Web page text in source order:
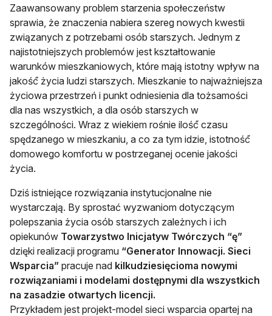
Zaawansowany problem starzenia społeczeństw
sprawia, że znaczenia nabiera szereg nowych kwestii
związanych z potrzebami osób starszych. Jednym z
najistotniejszych problemów jest kształtowanie
warunków mieszkaniowych, które mają istotny wpływ na
jakość́ życia ludzi starszych. Mieszkanie to najważniejsza
życiowa przestrzeń i punkt odniesienia dla tożsamości
dla nas wszystkich, a dla osób starszych w
szczególności. Wraz z wiekiem rośnie ilość́ czasu
spędzanego w mieszkaniu, a co za tym idzie, istotność́
domowego komfortu w postrzeganej ocenie jakości
życia.
Dziś istniejące rozwiązania instytucjonalne nie
wystarczają. By sprostać wyzwaniom dotyczącym
polepszania życia osób starszych zależnych i ich
opiekunów Towarzystwo Inicjatyw Twórczych “ę”
dzięki realizacji programu “Generator Innowacji. Sieci
Wsparcia” pracuje nad kilkudziesięcioma nowymi
rozwiązaniami i modelami dostępnymi dla wszystkich
na zasadzie otwartych licencji.
Przykładem jest projekt-model sieci wsparcia opartej na